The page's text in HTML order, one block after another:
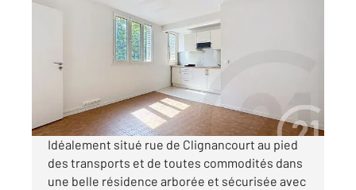
37,50 m
, 2 pièces
Appartement F2 à vendre
318 000 €
Visiter le site dédié
Idéalement situé rue de Clignancourt au pied
des transports et de toutes commodités dans
une belle résidence arborée et sécurisée avec